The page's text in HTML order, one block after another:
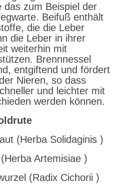
das zum Beispiel der
Beifuß enthält
die die Leber
die Leber in ihrer
weiterhin mit
Brennnessel
entgiftend und fördert
Nieren, so dass
und leichter mit
werden können.
(Herba Solidaginis )
Artemisiae )
(Radix Cichorii )